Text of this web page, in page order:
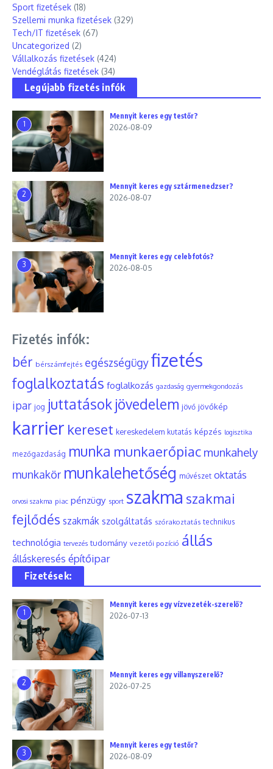
Sport fizetések (18)
Szellemi munka fizetések (329)
Tech/IT fizetések (67)
Uncategorized (2)
Vállalkozás fizetések (424)
Vendéglátás fizetések (34)
Legújabb fizetés infók
1
Mennyit keres egy testőr?
2026-08-09
2
Mennyit keres egy sztármenedzser?
2026-08-07
3
Mennyit keres egy celebfotós?
2026-08-05
Fizetés infók:
bér bérszámfejtés egészségügyfizetés
foglalkoztatás foglalkozás gazdaság gyermekgondozás
ipar jog juttatások jövedelem jövő jövőkép
karrier kereset kereskedelem kutatás képzés logisztika
mezőgazdaság munka munkaerőpiac munkahely
munkakör munkalehetőség művészet oktatás
orvosi szakma piac pénzügy sport szakma szakmai
fejlődés szakmák szolgáltatás szórakoztatás technikus
technológia tervezés tudomány vezetői pozíció állás
álláskeresés építőipar
Fizetések:
1
Mennyit keres egy vízvezeték-szerelő?
2026-07-13
2
Mennyit keres egy villanyszerelő?
2026-07-25
3
Mennyit keres egy testőr?
2026-08-09